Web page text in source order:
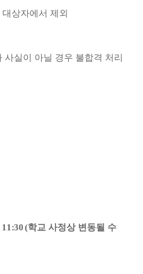
상자에서 제외
사실이 아닐 경우 불합격 처리
:30(학교 사정상 변동될 수